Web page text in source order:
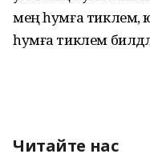
мең һумға тиклем,
һумға тиклем
Читайте нас